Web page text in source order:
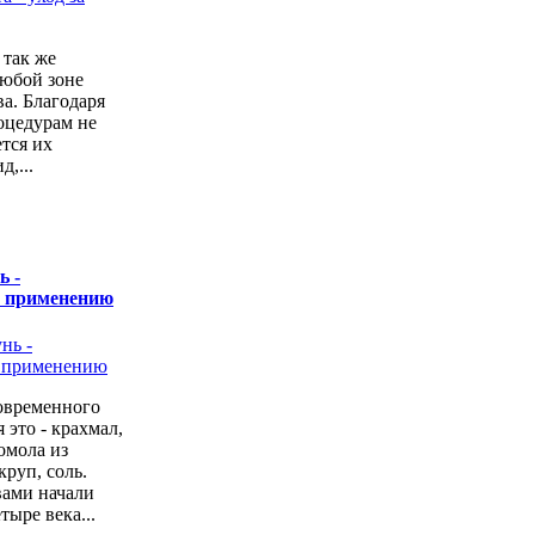
же
зоне
Благодаря
не
их
-
применению
это - крахмал,
из
соль.
начали
века...